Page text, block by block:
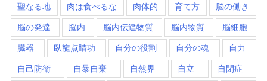
聖なる地 肉は食べるな 肉体的 育て方 脳の働き
脳の発達 脳内 脳内伝達物質 脳内物質 脳細胞
臓器 臥龍点睛功 自分の役割 自分の魂 自力
自己防衛 自暴自棄 自然界 自立 自閉症